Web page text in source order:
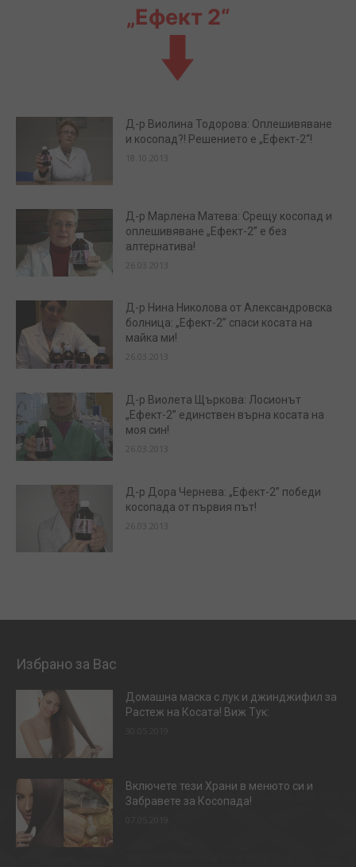
„Ефект 2“
Д-р Виолина Тодорова: Оплешивяване
и косопад?! Решението е „Ефект-2“!
18.10.2013
Д-р Марлена Матева: Срещу косопад и
оплешивяване „Ефект-2” е без
алтернатива!
26.03.2013
Д-р Нина Николова от Александровска
болница: „Ефект-2” спаси косата на
майка ми!
26.03.2013
Д-р Виолета Щъркова: Лосионът
„Ефект-2” единствен върна косата на
моя син!
26.03.2013
Д-р Дора Чернева: „Ефект-2” победи
косопада от първия път!
26.03.2013
Избрано за Вас
Домашна маска с лук и джинджифил за
Растеж на Косата! Виж Тук:
Включете тези Храни в менюто си и
Забравете за Косопада!